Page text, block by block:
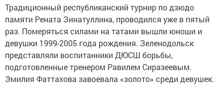
Традиционный республиканский турнир по дзюдо
памяти Рената Зинатуллина, проводился уже в пятый
раз. Померяться силами на татами вышли юноши и
девушки 1999-2005 года рождения. Зеленодольск
представляли воспитанники ДЮСШ борьбы,
подготовленные тренером Равилем Сиразеевым.
Эмилия Фаттахова завоевала «золото» среди девушек.